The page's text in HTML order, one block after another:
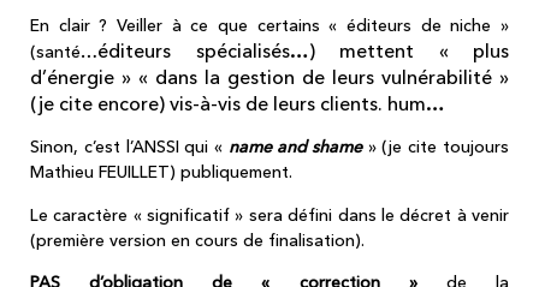
En clair ? Veiller à ce que certains « éditeurs de niche »
(santé…éditeurs spécialisés…) mettent « plus
d’énergie » « dans la gestion de leurs vulnérabilité »
(je cite encore) vis-à-vis de leurs clients. hum…
Sinon, c’est l’ANSSI qui « name and shame» (je cite toujours
Mathieu FEUILLET) publiquement.
Le caractère « significatif » sera défini dans le décret à venir
(première version en cours de finalisation).
PAS d’obligation de « correction »de la